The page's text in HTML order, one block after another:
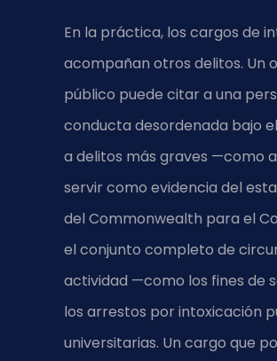
En la práctica, los cargos de
acompañan otros delitos. Un
público puede citar a una
conducta desordenada bajo el
a delitos más graves —como
servir como evidencia del
del Commonwealth para el
el conjunto completo de
actividad —como los fines de
los arrestos por intoxicación
universitarias. Un cargo que